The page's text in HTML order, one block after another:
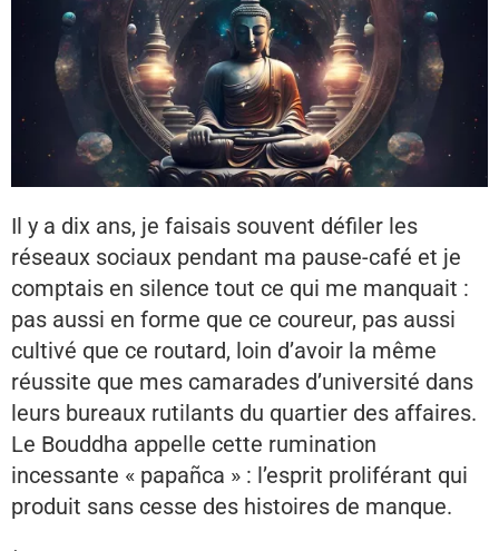
Il y a dix ans, je faisais souvent défiler les
réseaux sociaux pendant ma pause-café et je
comptais en silence tout ce qui me manquait :
pas aussi en forme que ce coureur, pas aussi
cultivé que ce routard, loin d’avoir la même
réussite que mes camarades d’université dans
leurs bureaux rutilants du quartier des affaires.
Le Bouddha appelle cette rumination
incessante « papañca » : l’esprit proliférant qui
produit sans cesse des histoires de manque.